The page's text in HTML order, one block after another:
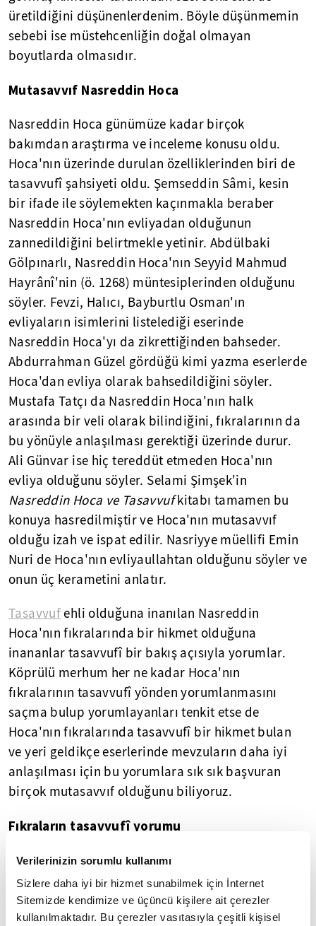
Verilerinizin sorumlu kullanımı
Sizlere daha iyi bir hizmet sunabilmek için İnternet
Sitemizde kendimize ve üçüncü kişilere ait çerezler
kullanılmaktadır. Bu çerezler vasıtasıyla çeşitli kişisel
üretildiğini düşünenlerdenim. Böyle düşünmemin
sebebi ise müstehcenliğin doğal olmayan
boyutlarda olmasıdır.
Mutasavvıf Nasreddin Hoca
Nasreddin Hoca günümüze kadar birçok
bakımdan araştırma ve inceleme konusu oldu.
Hoca'nın üzerinde durulan özelliklerinden biri de
tasavvufî şahsiyeti oldu. Şemseddin Sâmi, kesin
bir ifade ile söylemekten kaçınmakla beraber
Nasreddin Hoca'nın evliyadan olduğunun
zannedildiğini belirtmekle yetinir. Abdülbaki
Gölpınarlı, Nasreddin Hoca'nın Seyyid Mahmud
Hayrânî'nin (ö. 1268) müntesiplerinden olduğunu
söyler. Fevzi, Halıcı, Bayburtlu Osman'ın
evliyaların isimlerini listelediği eserinde
Nasreddin Hoca'yı da zikrettiğinden bahseder.
Abdurrahman Güzel gördüğü kimi yazma eserlerde
Hoca'dan evliya olarak bahsedildiğini söyler.
Mustafa Tatçı da Nasreddin Hoca'nın halk
arasında bir veli olarak bilindiğini, fıkralarının da
bu yönüyle anlaşılması gerektiği üzerinde durur.
Ali Günvar ise hiç tereddüt etmeden Hoca'nın
evliya olduğunu söyler. Selami Şimşek'in
Nasreddin Hoca ve Tasavvufkitabı tamamen bu
konuya hasredilmiştir ve Hoca'nın mutasavvıf
olduğu izah ve ispat edilir. Nasriyye müellifi Emin
Nuri de Hoca'nın evliyaullahtan olduğunu söyler ve
onun üç kerametini anlatır.
Tasavvuf ehli olduğuna inanılan Nasreddin
Hoca'nın fıkralarında bir hikmet olduğuna
inananlar tasavvufî bir bakış açısıyla yorumlar.
Köprülü merhum her ne kadar Hoca'nın
fıkralarının tasavvufî yönden yorumlanmasını
saçma bulup yorumlayanları tenkit etse de
Hoca'nın fıkralarında tasavvufî bir hikmet bulan
ve yeri geldikçe eserlerinde mevzuların daha iyi
anlaşılması için bu yorumlara sık sık başvuran
birçok mutasavvıf olduğunu biliyoruz.
Fıkraların tasavvufî yorumu
Nasriyyeyayınlanmadan önce Nasreddin Hoca'nın
fıkralarını derli toplu ilk şerhinin Mevlâna'nın
torunlarından Seyyid Burhaneddin Çelebi'ye ait
olduğunu biliyorduk. Fıkraları yayınlayan Fikret